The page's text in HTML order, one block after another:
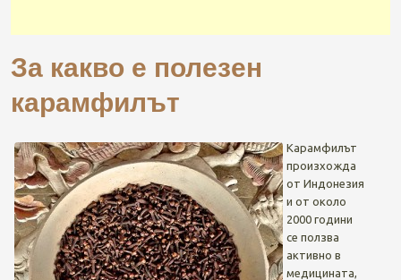
За какво е полезен
карамфилът
Карамфилът
произхожда
от Индонезия
и от около
2000 години
се ползва
активно в
медицината,